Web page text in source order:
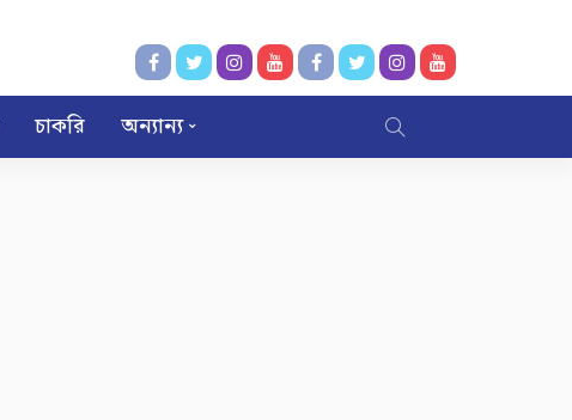
চাকরি অন্যান্য